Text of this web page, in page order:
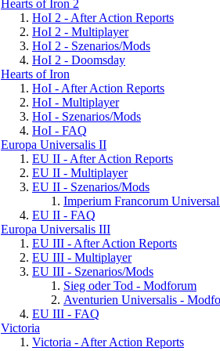
Hearts of Iron 2
HoI 2 - After Action Reports
HoI 2 - Multiplayer
HoI 2 - Szenarios/Mods
HoI 2 - Doomsday
Hearts of Iron
HoI - After Action Reports
HoI - Multiplayer
HoI - Szenarios/Mods
HoI - FAQ
Europa Universalis II
EU II - After Action Reports
EU II - Multiplayer
EU II - Szenarios/Mods
Imperium Francorum
EU II - FAQ
Europa Universalis III
EU III - After Action Reports
EU III - Multiplayer
EU III - Szenarios/Mods
Sieg oder Tod - Modforum
Aventurien Universalis -
EU III - FAQ
Victoria
Victoria - After Action Reports